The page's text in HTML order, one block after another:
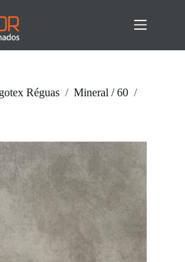
Réguas / Mineral / 60 /